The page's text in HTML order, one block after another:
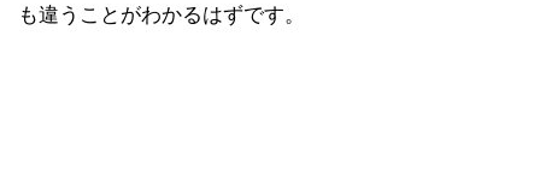
も違うことがわかるはずです。